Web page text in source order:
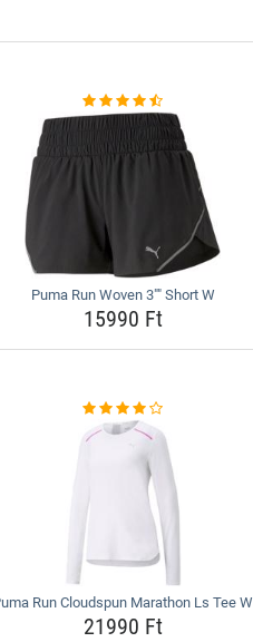
Puma Run Woven 3"" Short W
15990 Ft
Run Cloudspun Marathon Ls Tee W
21990 Ft